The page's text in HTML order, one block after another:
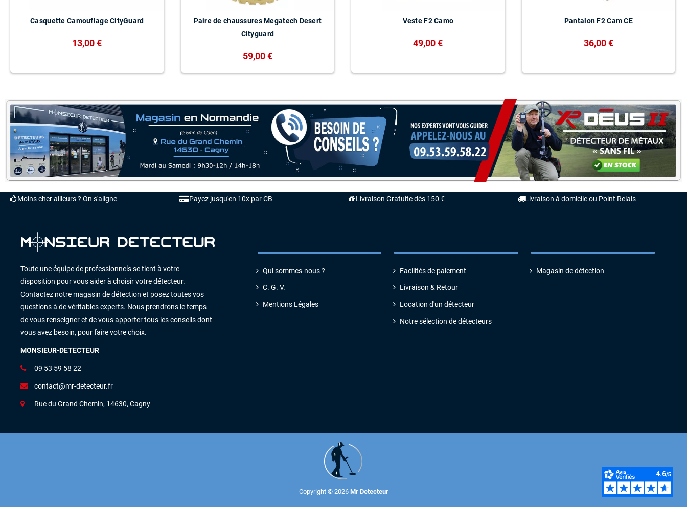
Casquette Camouflage CityGuard
13,00 €
Paire de chaussures Megatech Desert
Cityguard
59,00 €
Veste F2 Camo
49,00 €
Pantalon F2 Cam CE
36,00 €
Moins cher ailleurs ? On s'aligne Payez jusqu'en 10x par CB Livraison Gratuite dès 150 € Livraison à domicile ou Point Relais
Toute une équipe de professionnels se tient à votre
disposition pour vous aider à choisir votre détecteur.
Contactez notre magasin de détection et posez toutes vos
questions à de véritables experts. Nous prendrons le temps
de vous renseigner et de vous apporter tous les conseils dont
vous avez besoin, pour faire votre choix.
MONSIEUR-DETECTEUR
09 53 59 58 22
contact@mr-detecteur.fr
Rue du Grand Chemin, 14630, Cagny
Qui sommes-nous ?
C. G. V.
Mentions Légales
Facilités de paiement
Livraison & Retour
Location d'un détecteur
Notre sélection de détecteurs
Magasin de détection
Copyright © 2026 Mr Detecteur